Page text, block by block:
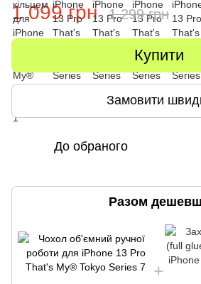
1 099 грн 1 299 грн
Купити
Замовити
До обраного
Разом